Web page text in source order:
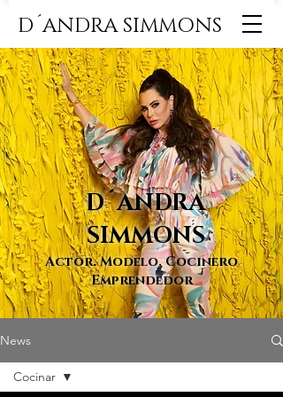
D´ANDRA SIMMONS
D´ANDRA
SIMMONS
Actor. Modelo. Cocinero
Emprendedor
News
Cocinar